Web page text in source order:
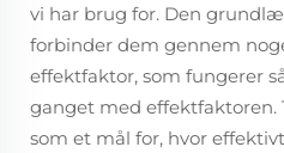
vi har brug for. Den
forbinder dem gennem
effektfaktor, som fungerer
ganget med
som et mål for, hvor